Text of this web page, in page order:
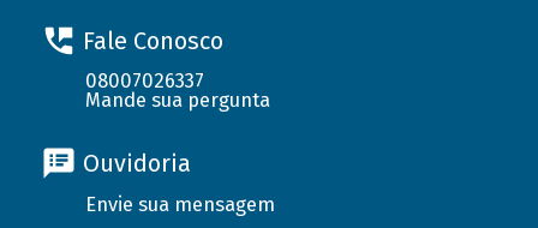
Fale Conosco
08007026337
Mande sua pergunta
Ouvidoria
Envie sua mensagem